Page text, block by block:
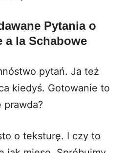
Pytania o
a la Schabowe
pytań. Ja też
kiedyś. Gotowanie to
prawda?
o teksturę. I czy to